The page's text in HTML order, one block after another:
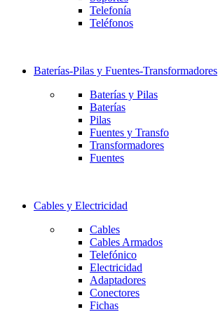
Telefonía
Teléfonos
Baterías-Pilas y Fuentes-Transformadores
Baterías y Pilas
Baterías
Pilas
Fuentes y Transfo
Transformadores
Fuentes
Cables y Electricidad
Cables
Cables Armados
Telefónico
Electricidad
Adaptadores
Conectores
Fichas